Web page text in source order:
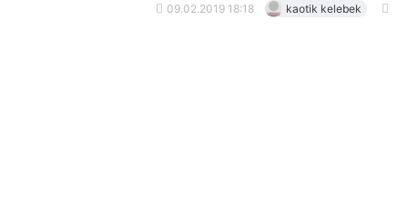
09.02.2019 18:18 kaotik kelebek